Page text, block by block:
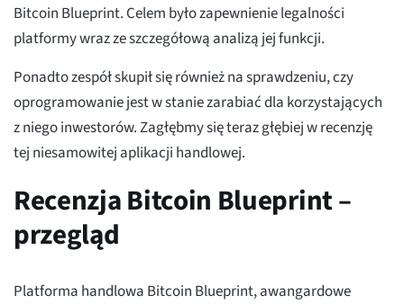
Bitcoin Blueprint. Celem było zapewnienie legalności
platformy wraz ze szczegółową analizą jej funkcji.
Ponadto zespół skupił się również na sprawdzeniu, czy
oprogramowanie jest w stanie zarabiać dla korzystających
z niego inwestorów. Zagłębmy się teraz głębiej w recenzję
tej niesamowitej aplikacji handlowej.
Recenzja Bitcoin Blueprint –
przegląd
Platforma handlowa Bitcoin Blueprint, awangardowe